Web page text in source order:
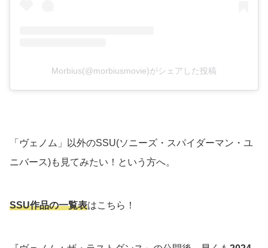
Morbius(@morbiusmovie)がシェアした投稿
「ヴェノム」以外のSSU(ソニーズ・スパイダーマン・ユ
ニバース)も見てみたい！という方へ。
SSU作品の一覧表はこちら！